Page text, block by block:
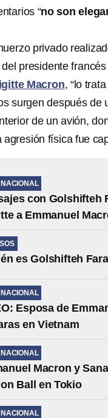
“no son
privado
presidente
Macron, “lo
surgen después de
de un avión,
agresión física fue
con Golshifteh
a Emmanuel
es Golshifteh
Esposa de
en Vietnam
Macron y
Ball en Tokio